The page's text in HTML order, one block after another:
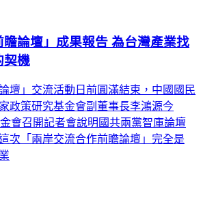
瞻論壇」成果報告 為台灣產業找
契機
壇」交流活動日前圓滿結束，中國國民
政策研究基金會副董事長李鴻源今
會召開記者會說明國共兩黨智庫論壇
次「兩岸交流合作前瞻論壇」完全是